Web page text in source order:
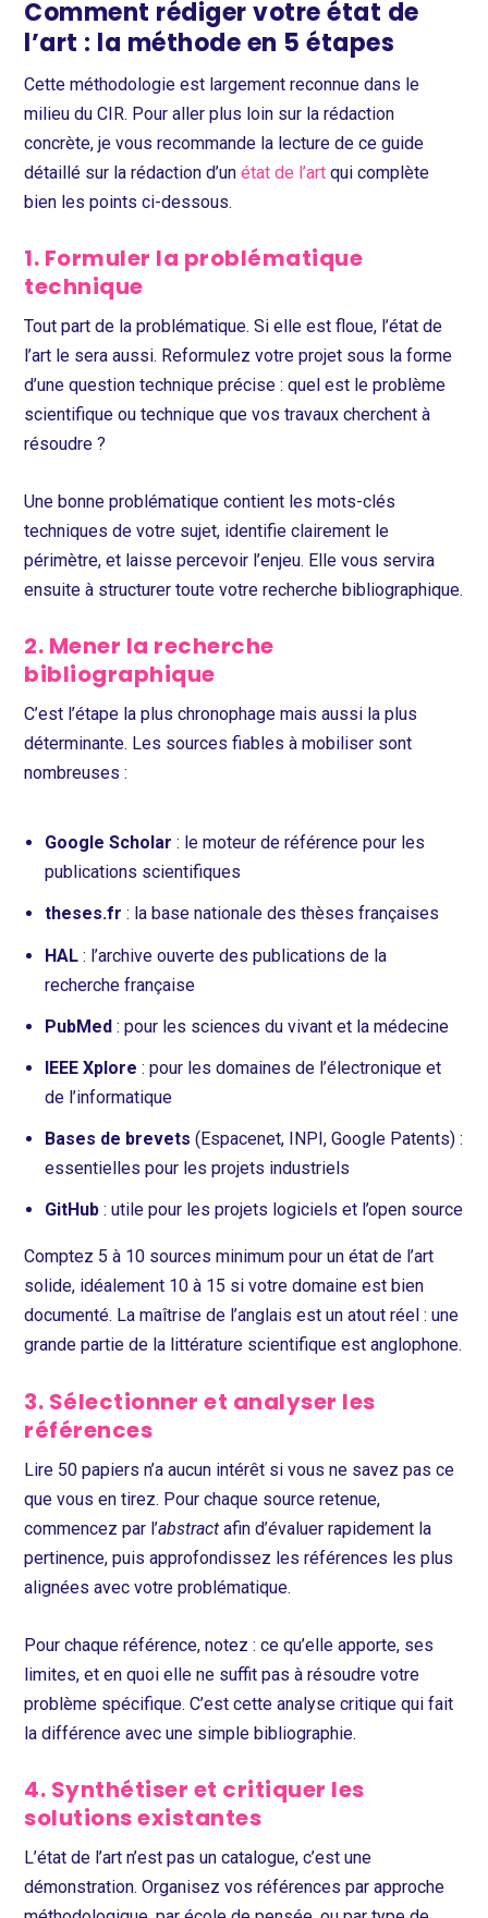
Comment rédiger votre état de
l’art : la méthode en 5 étapes
Cette méthodologie est largement reconnue dans le
milieu du CIR. Pour aller plus loin sur la rédaction
concrète, je vous recommande la lecture de ce guide
détaillé sur la rédaction d’unétat de l’art qui complète
bien les points ci-dessous.
1. Formuler la problématique
technique
Tout part de la problématique. Si elle est floue, l’état de
l’art le sera aussi. Reformulez votre projet sous la forme
d’une question technique précise : quel est le problème
scientifique ou technique que vos travaux cherchent à
résoudre ?
Une bonne problématique contient les mots-clés
techniques de votre sujet, identifie clairement le
périmètre, et laisse percevoir l’enjeu. Elle vous servira
ensuite à structurer toute votre recherche bibliographique.
2. Mener la recherche
bibliographique
C’est l’étape la plus chronophage mais aussi la plus
déterminante. Les sources fiables à mobiliser sont
nombreuses :
Google Scholar : le moteur de référence pour les
publications scientifiques
theses.fr : la base nationale des thèses françaises
HAL: l’archive ouverte des publications de la
recherche française
PubMed: pour les sciences du vivant et la médecine
IEEE Xplore : pour les domaines de l’électronique et
de l’informatique
Bases de brevets (Espacenet, INPI, Google Patents) :
essentielles pour les projets industriels
GitHub: utile pour les projets logiciels et l’open source
Comptez 5 à 10 sources minimum pour un état de l’art
solide, idéalement 10 à 15 si votre domaine est bien
documenté. La maîtrise de l’anglais est un atout réel : une
grande partie de la littérature scientifique est anglophone.
3. Sélectionner et analyser les
références
Lire 50 papiers n’a aucun intérêt si vous ne savez pas ce
que vous en tirez. Pour chaque source retenue,
commencez par l’abstract afin d’évaluer rapidement la
pertinence, puis approfondissez les références les plus
alignées avec votre problématique.
Pour chaque référence, notez : ce qu’elle apporte, ses
limites, et en quoi elle ne suffit pas à résoudre votre
problème spécifique. C’est cette analyse critique qui fait
la différence avec une simple bibliographie.
4. Synthétiser et critiquer les
solutions existantes
L’état de l’art n’est pas un catalogue, c’est une
démonstration. Organisez vos références par approche